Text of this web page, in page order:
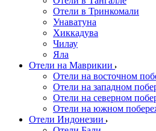
Отели в Тринкомали
Унаватуна
Хиккадува
Чилау
Яла
Отели на Маврикии
Отели на восточном
Отели на западном
Отели на северном
Отели на южном
Отели Индонезии